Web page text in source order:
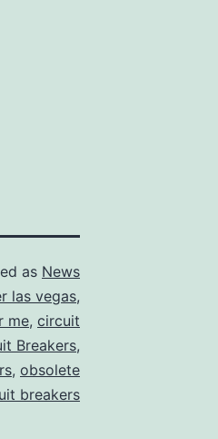
as News
las vegas,
me, circuit
Breakers,
, obsolete
breakers